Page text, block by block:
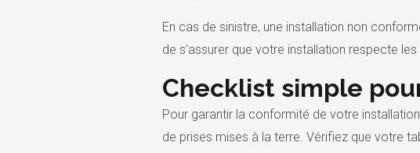
En cas de sinistre, une installation non
de s’assurer que votre installation respecte
Checklist simple
Pour garantir la conformité de votre
de prises mises à la terre. Vérifiez que votre